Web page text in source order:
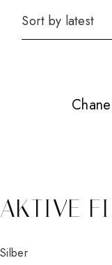
AKTIVE
Silber